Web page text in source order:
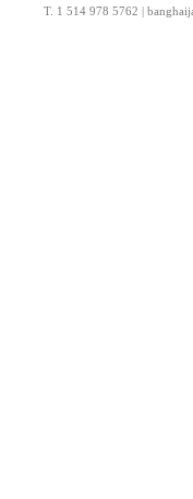
T. 1 514 978 5762 |